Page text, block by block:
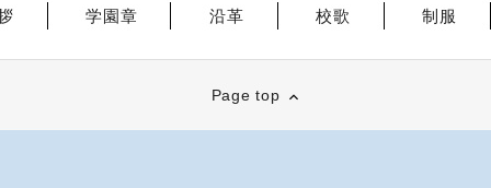
学園章 沿革 校歌 制服
Page top